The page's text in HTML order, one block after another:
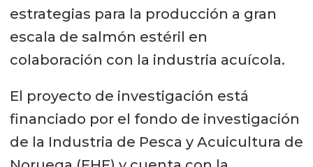
estrategias para la producción a gran
escala de salmón estéril en
colaboración con la industria acuícola.
El proyecto de investigación está
financiado por el fondo de investigación
de la Industria de Pesca y Acuicultura de